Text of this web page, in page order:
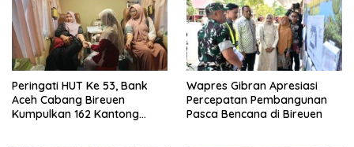
Peringati HUT Ke 53, Bank
Aceh Cabang Bireuen
Kumpulkan 162 Kantong
Wapres Gibran Apresiasi
Percepatan Pembangunan
Pasca Bencana di Bireuen